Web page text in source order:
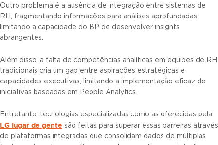
Outro problema é a ausência de integração entre sistemas de
RH, fragmentando informações para análises aprofundadas,
limitando a capacidade do BP de desenvolver insights
abrangentes.
Além disso, a falta de competências analíticas em equipes de RH
tradicionais cria um gap entre aspirações estratégicas e
capacidades executivas, limitando a implementação eficaz de
iniciativas baseadas em People Analytics.
Entretanto, tecnologias especializadas como as oferecidas pela
LG lugar de gente são feitas para superar essas barreiras através
de plataformas integradas que consolidam dados de múltiplas